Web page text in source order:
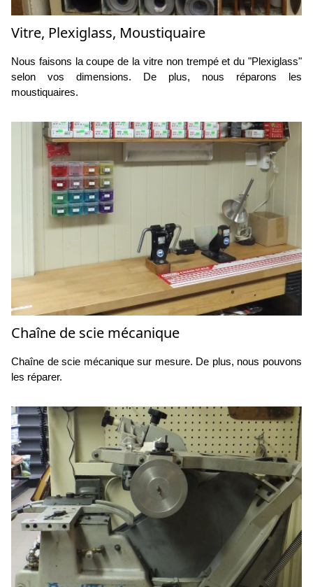
Vitre, Plexiglass, Moustiquaire
Nous faisons la coupe de la vitre non trempé et du "Plexiglass"
selon vos dimensions. De plus, nous réparons les
moustiquaires.
Chaîne de scie mécanique
Chaîne de scie mécanique sur mesure. De plus, nous pouvons
les réparer.